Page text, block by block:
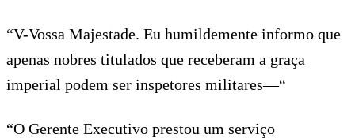
“V-Vossa Majestade. Eu humildemente informo que
apenas nobres titulados que receberam a graça
imperial podem ser inspetores militares—“
“O Gerente Executivo prestou um serviço